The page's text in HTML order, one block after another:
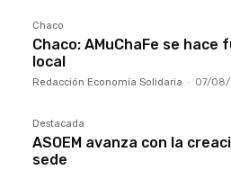
Chaco
Chaco: AMuChaFe se
local
Redacción Economía Solidaria - 07/
Destacada
ASOEM avanza con la
sede